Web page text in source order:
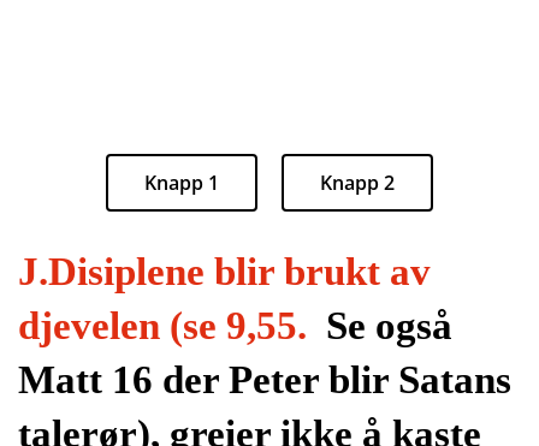
Knapp 1 Knapp 2
J.Disiplene blir brukt av
djevelen (se 9,55. Se også
Matt 16 der Peter blir Satans
talerør), greier ikke å kaste